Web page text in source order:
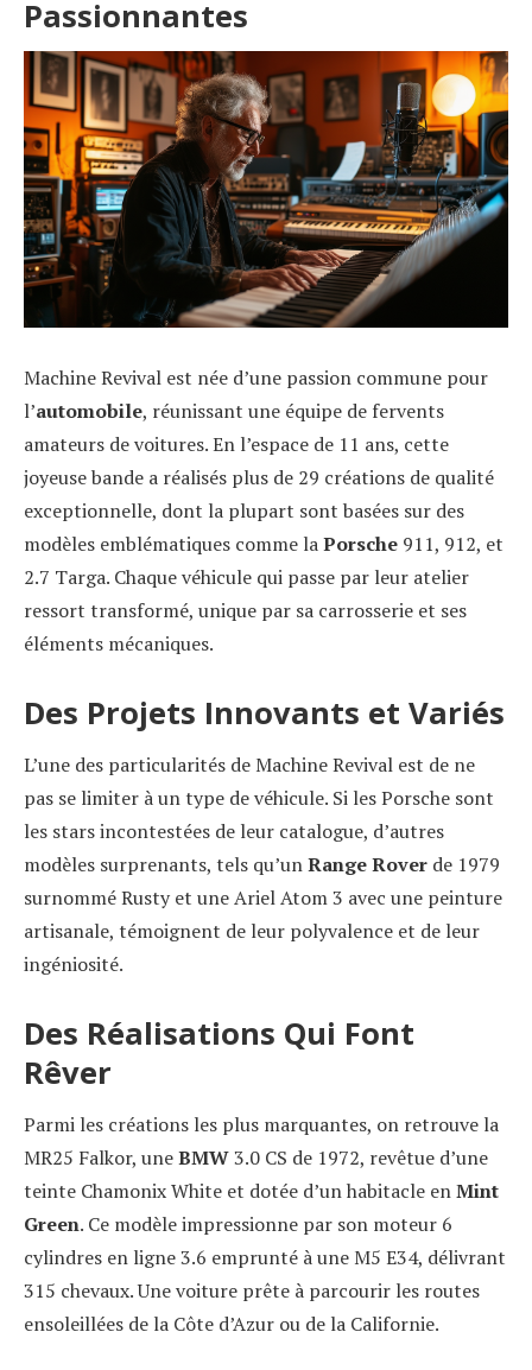
Passionnantes
Machine Revival est née d’une passion commune pour
l’automobile, réunissant une équipe de fervents
amateurs de voitures. En l’espace de 11 ans, cette
joyeuse bande a réalisés plus de 29 créations de qualité
exceptionnelle, dont la plupart sont basées sur des
modèles emblématiques comme laPorsche 911, 912, et
2.7 Targa. Chaque véhicule qui passe par leur atelier
ressort transformé, unique par sa carrosserie et ses
éléments mécaniques.
Des Projets Innovants et Variés
L’une des particularités de Machine Revival est de ne
pas se limiter à un type de véhicule. Si les Porsche sont
les stars incontestées de leur catalogue, d’autres
modèles surprenants, tels qu’unRange Rover de 1979
surnommé Rusty et une Ariel Atom 3 avec une peinture
artisanale, témoignent de leur polyvalence et de leur
ingéniosité.
Des Réalisations Qui Font
Rêver
Parmi les créations les plus marquantes, on retrouve la
MR25 Falkor, uneBMW3.0 CS de 1972, revêtue d’une
teinte Chamonix White et dotée d’un habitacle enMint
Green. Ce modèle impressionne par son moteur 6
cylindres en ligne 3.6 emprunté à une M5 E34, délivrant
315 chevaux. Une voiture prête à parcourir les routes
ensoleillées de la Côte d’Azur ou de la Californie.